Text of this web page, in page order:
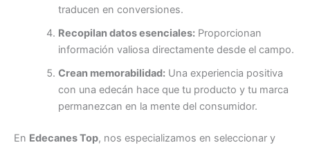
traducen en conversiones.
Recopilan datos esenciales:Proporcionan
información valiosa directamente desde el campo.
Crean memorabilidad:Una experiencia positiva
con una edecán hace que tu producto y tu marca
permanezcan en la mente del consumidor.
En Edecanes Top, nos especializamos en seleccionar y